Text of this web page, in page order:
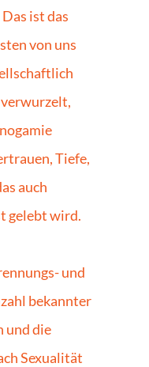
ist das
von uns
Tiefe,
auch
gelebt wird.
und
bekannter
und die
Sexualität